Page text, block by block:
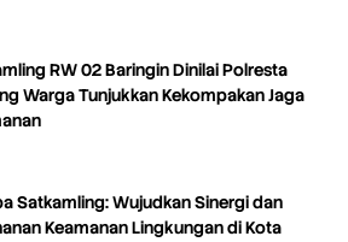
RW 02 Baringin Dinilai Polresta
Jaga
Satkamling: Wujudkan Sinergi dan
Keamanan Lingkungan di Kota